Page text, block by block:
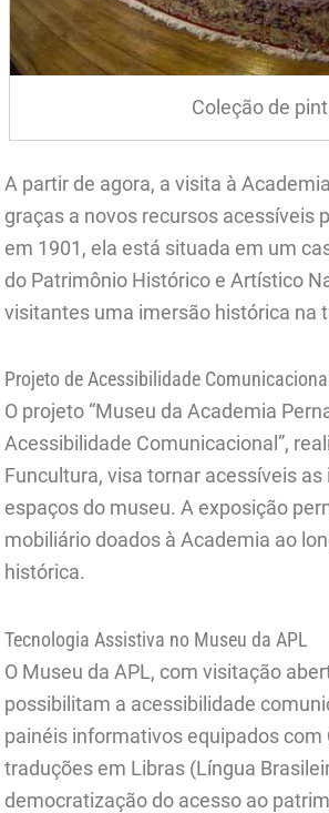
Coleção de
A partir de agora, a visita à
graças a novos recursos acessíveis
em 1901, ela está situada em um
do Patrimônio Histórico e Artístico
visitantes uma imersão histórica na
Projeto de Acessibilidade Comunicacional
O projeto “Museu da Academia
Acessibilidade Comunicacional”,
Funcultura, visa tornar acessíveis
espaços do museu. A exposição
mobiliário doados à Academia ao
histórica.
Tecnologia Assistiva no Museu da APL
O Museu da APL, com visitação
possibilitam a acessibilidade
painéis informativos equipados com
traduções em Libras (Língua
democratização do acesso ao